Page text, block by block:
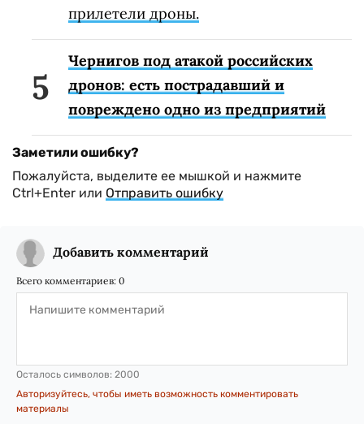
прилетели дроны.
Чернигов под атакой российских
дронов: есть пострадавший и
повреждено одно из предприятий
Заметили ошибку?
Пожалуйста, выделите ее мышкой и нажмите
Ctrl+Enter или Отправить ошибку
Добавить комментарий
Всего комментариев: 0
Осталось символов: 2000
Авторизуйтесь, чтобы иметь возможность комментировать
материалы